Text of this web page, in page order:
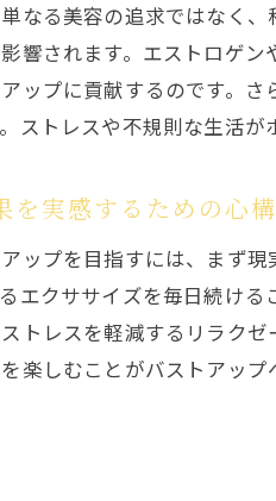
なる美容の追求ではなく
響されます。エストロゲ
ップに貢献するのです。
ストレスや不規則な生活
を実感するための心
ップを目指すには、まず
エクササイズを毎日続け
トレスを軽減するリラク
楽しむことがバストアッ